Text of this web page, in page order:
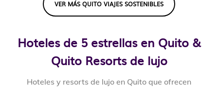
VER MÁS QUITO VIAJES SOSTENIBLES
Hoteles de 5 estrellas en Quito &
Quito Resorts de lujo
Hoteles y resorts de lujo en Quito que ofrecen